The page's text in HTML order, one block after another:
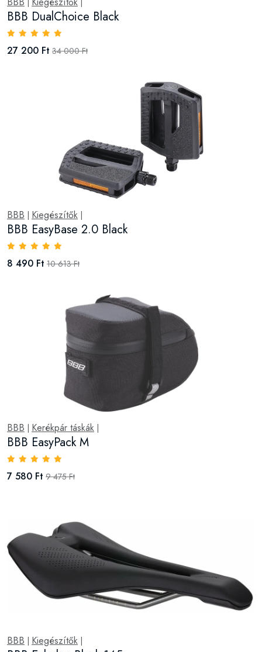
BBB DualChoice Black
27 200 Ft 34 000 Ft
BBB Kiegészítők
BBB EasyBase 2.0 Black
8 490 Ft 10 613 Ft
BBB Kerékpár táskák
BBB EasyPack M
7 580 Ft 9 475 Ft
BBB Kiegészítők